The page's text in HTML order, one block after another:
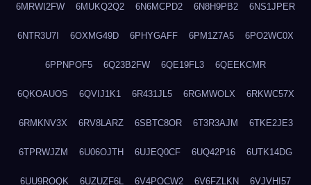
6MRWI2FW 6MUKQ2Q2 6N6MCPD2 6N8H9PB2 6NS1JPER
6NTR3U7I 6OXMG49D 6PHYGAFF 6PM1Z7A5 6PO2WC0X
6PPNPOF5 6Q23B2FW 6QE19FL3 6QEEKCMR
6QKOAUOS 6QVIJ1K1 6R431JL5 6RGMWOLX 6RKWC57X
6RMKNV3X 6RV8LARZ 6SBTC8OR 6T3R3AJM 6TKE2JE3
6TPRWJZM 6U06OJTH 6UJEQ0CF 6UQ42P16 6UTK14DG
6UU9ROQK 6UZUZF6L 6V4POCW2 6V6FZLKN 6VJVHI57